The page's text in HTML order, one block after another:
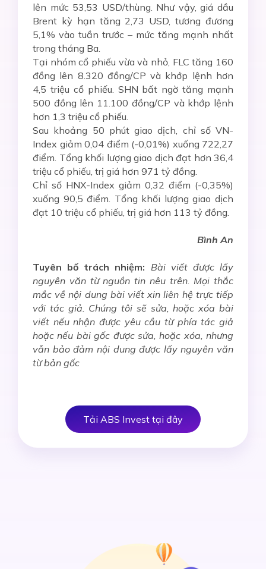
lên mức 53,53 USD/thùng. Như vậy, giá dầu
Brent kỳ hạn tăng 2,73 USD, tương đương
5,1% vào tuần trước – mức tăng mạnh nhất
trong tháng Ba.
Tại nhóm cổ phiếu vừa và nhỏ, FLC tăng 160
đồng lên 8.320 đồng/CP và khớp lệnh hơn
4,5 triệu cổ phiếu. SHN bất ngờ tăng mạnh
500 đồng lên 11.100 đồng/CP và khớp lệnh
hơn 1,3 triệu cổ phiếu.
Sau khoảng 50 phút giao dịch, chỉ số VN-
Index giảm 0,04 điểm (-0,01%) xuống 722,27
điểm. Tổng khối lượng giao dịch đạt hơn 36,4
triệu cổ phiếu, trị giá hơn 971 tỷ đồng.
Chỉ số HNX-Index giảm 0,32 điểm (-0,35%)
xuống 90,5 điểm. Tổng khối lượng giao dịch
đạt 10 triệu cổ phiếu, trị giá hơn 113 tỷ đồng.
Bình An
Tuyên bố trách nhiệm: Bài viết được lấy
nguyên văn từ nguồn tin nêu trên. Mọi thắc
mắc về nội dung bài viết xin liên hệ trực tiếp
với tác giả. Chúng tôi sẽ sửa, hoặc xóa bài
viết nếu nhận được yêu cầu từ phía tác giả
hoặc nếu bài gốc được sửa, hoặc xóa, nhưng
vẫn bảo đảm nội dung được lấy nguyên văn
từ bản gốc
Tải ABS Invest tại đây